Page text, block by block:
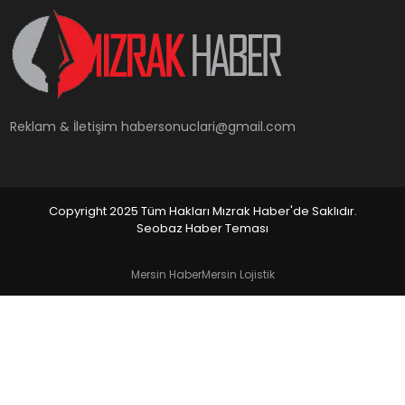
YAŞAM
Reklam & İletişimhabersonuclari@gmail.com
Copyright 2025 Tüm Hakları Mızrak Haber'de Saklıdır.
Seobaz Haber Teması
Mersin HaberMersin Lojistik